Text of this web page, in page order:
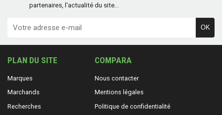
partenaires, l'actualité du site...
OK
PLAN DU SITE
Marques
Marchands
Recherches
COMPARA
Nous contacter
Mentions légales
Politique de confidentialité